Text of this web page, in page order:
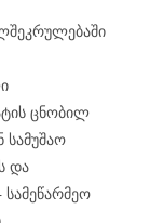
ცნობილ
და
სამეწარმეო